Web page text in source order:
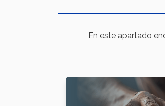
En este apartado